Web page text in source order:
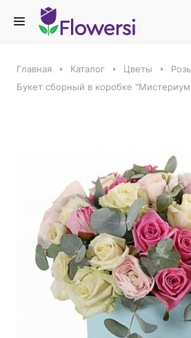
Главная Каталог Цветы
Букет сборный в коробке